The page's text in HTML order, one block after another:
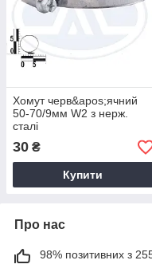
Хомут черв&apos;ячний
50-70/9мм W2 з нерж.
сталі
30 ₴
Купити
Про нас
98% позитивних з 255